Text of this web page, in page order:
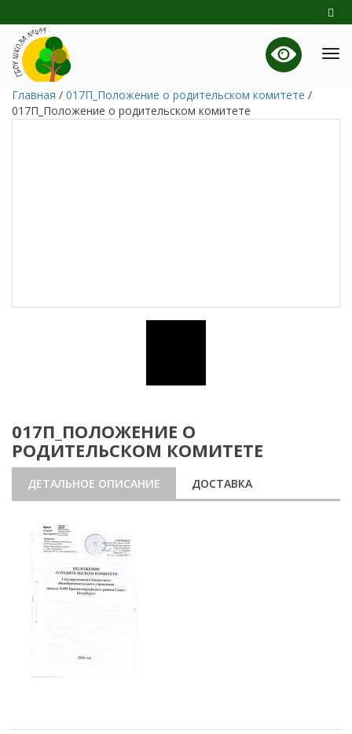
Главная / 017П_Положение о родительском комитете /
017П_Положение о родительском комитете
017П_ПОЛОЖЕНИЕ О
РОДИТЕЛЬСКОМ КОМИТЕТЕ
ДЕТАЛЬНОЕ ОПИСАНИЕ ДОСТАВКА